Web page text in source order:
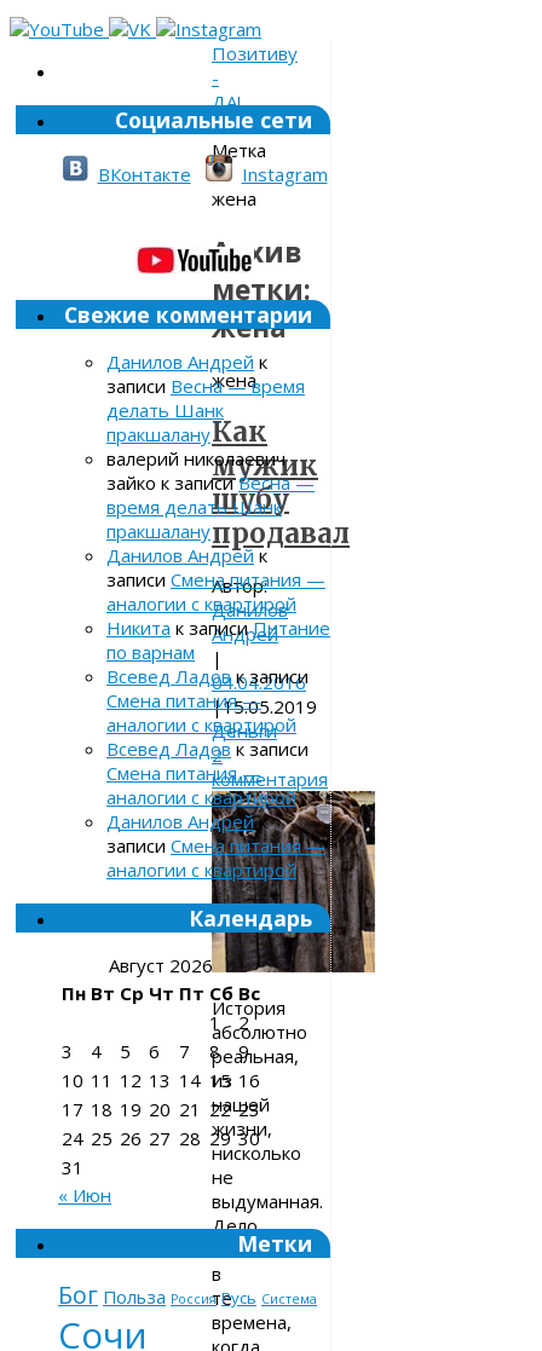
Позитиву
-
ДА!
»
Метка
»
жена
Архив
метки:
жена
жена
Как
мужик
шубу
продавал
Автор:
Данилов
Андрей
|
04.04.2016
|15.05.2019
Деньги
2
комментария
История
абсолютно
реальная,
из
нашей
жизни,
нисколько
не
выдуманная.
Дело
было
в
те
времена,
когда
Социальные сети
ВКонтакте Instagram
Свежие комментарии
Данилов Андрей к
записи Весна — время
делать Шанк
пракшалану
валерий николаевич
зайко к записиВесна —
время делать Шанк
пракшалану
Данилов Андрейк
записи Смена питания —
аналогии с квартирой
Никита к записиПитание
по варнам
Всевед Ладов к записи
Смена питания —
аналогии с квартирой
Всевед Ладов к записи
Смена питания —
аналогии с квартирой
Данилов Андрейк
записи Смена питания —
аналогии с квартирой
Календарь
Август 2026
Пн Вт Ср Чт Пт Сб Вс
1
2
3
4 5 6 7 8
9
10 11 12 13 14 15 16
17 18 19 20 21 22 23
24 25 26 27 28 29 30
31
« Июн
Метки
Бог Польза Россия Русь Система
Сочи